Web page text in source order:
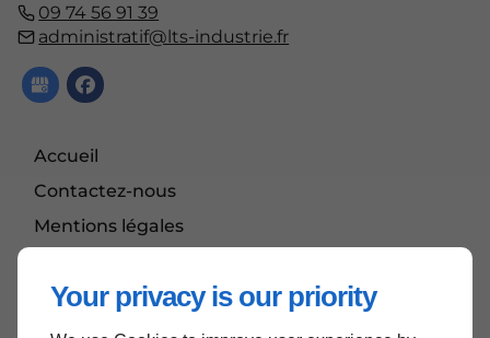
Your privacy is our priority
09 74 56 91 39
administratif@lts-industrie.fr
Accueil
Contactez-nous
Mentions légales